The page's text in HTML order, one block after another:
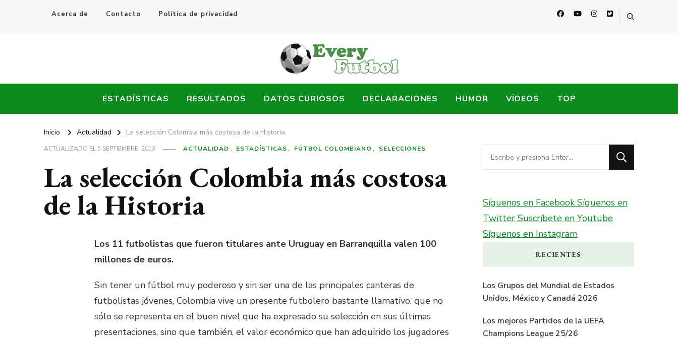
Acerca de Contacto Política de privacidad
Every Fútbol
ESTADÍSTICAS RESULTADOS DATOS CURIOSOS DECLARACIONES HUMOR VÍDEOS TOP
Inicio Actualidad La selección Colombia más costosa de la Historia
ACTUALIZADO EL5 SEPTIEMBRE, 2013 ACTUALIDAD ESTADÍSTICAS FÚTBOL COLOMBIANO SELECCIONES
La selección Colombia más costosa
de la Historia
Los 11 futbolistas que fueron titulares ante Uruguay en Barranquilla valen 100
millones de euros.
Sin tener un fútbol muy poderoso y sin ser una de las principales canteras de
futbolistas jóvenes, Colombia vive un presente futbolero bastante llamativo, que no
sólo se representa en el buen nivel que ha expresado su selección en sus últimas
presentaciones, sino que también, el valor económico que han adquirido los jugadores
¿Buscas
algo?
Síguenos en FacebookSíguenos en
Twitter Suscríbete en Youtube
Síguenos en Instagram
RECIENTES
Los Grupos del Mundial de Estados
Unidos, México y Canadá 2026
Los mejores Partidos de la UEFA
Champions League 25/26